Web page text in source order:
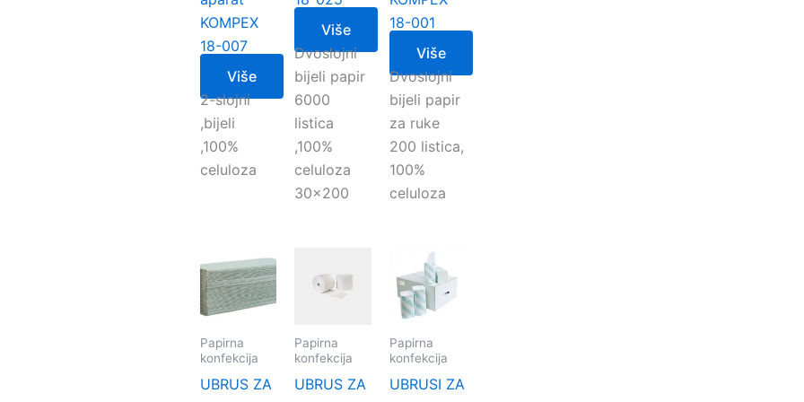
KOMPEX
18-007
Više
2-slojni
,bijeli
,100%
celuloza
Više
Dvoslojni
bijeli papir
6000
listica
,100%
celuloza
30×200
18-001
Više
Dvoslojni
bijeli papir
za ruke
200 listica,
100%
celuloza
Papirna
konfekcija
UBRUS ZA
Papirna
konfekcija
UBRUS ZA
Papirna
konfekcija
UBRUSI ZA